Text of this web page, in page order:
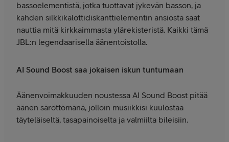
bassoelementistä, jotka tuottavat jykevän basson, ja
kahden silkkikalottidiskanttielementin ansiosta saat
nauttia mitä kirkkaimmasta ylärekisteristä. Kaikki tämä
JBL:n legendaarisella äänentoistolla.
AI Sound Boost saa jokaisen iskun tuntumaan
Äänenvoimakkuuden noustessa AI Sound Boost pitää
äänen säröttömänä, jolloin musiikkisi kuulostaa
täyteläiseltä, tasapainoiselta ja valmiilta bileisiin.